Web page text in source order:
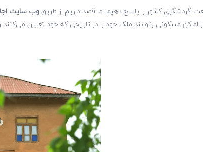
گردشگری کشور را پاسخ دهیم. ما قصد داریم از طریقوب سایت
اماکن مسکونی بتوانند ملک خود را در تاریخی که خود تعیین